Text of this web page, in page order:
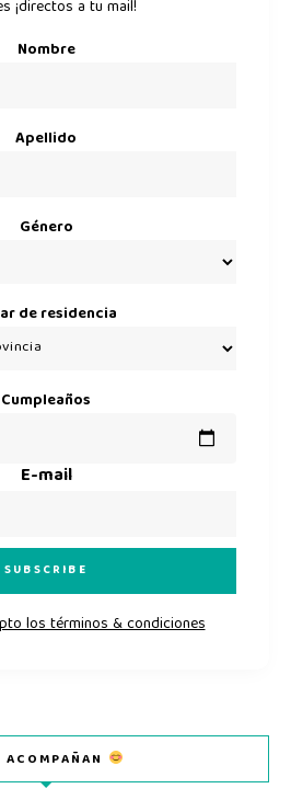
¡directos a tu mail!
Nombre
Apellido
Género
de residencia
Cumpleaños
E-mail
los términos & condiciones
ACOMPAÑAN